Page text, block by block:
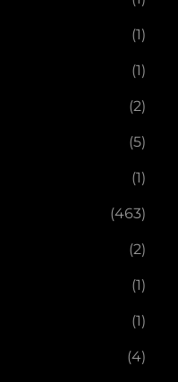
(1)
(1)
(2)
(5)
(1)
(463)
(2)
(1)
(1)
(4)